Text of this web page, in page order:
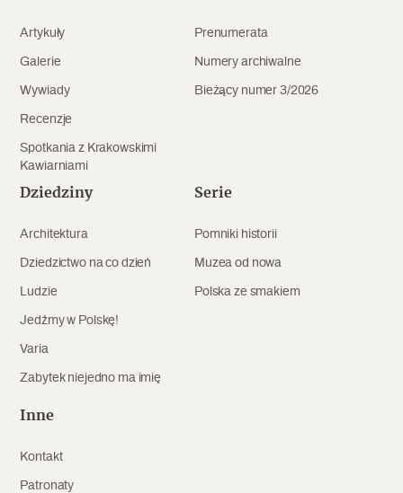
Zabytek niejedno ma imię
Popularne
Popularne
Szyb pierwszej windy w Warszawie
Artykuły
Galerie
Wywiady
Recenzje
Spotkania z Krakowskimi
Kawiarniami
Prenumerata
Numery archiwalne
Bieżący numer 3/2026
Dziedziny
Architektura
Dziedzictwo na co dzień
Ludzie
Jedźmy w Polskę!
Varia
Zabytek niejedno ma imię
Serie
Pomniki historii
Muzea od nowa
Polska ze smakiem
Inne
Kontakt
Patronaty